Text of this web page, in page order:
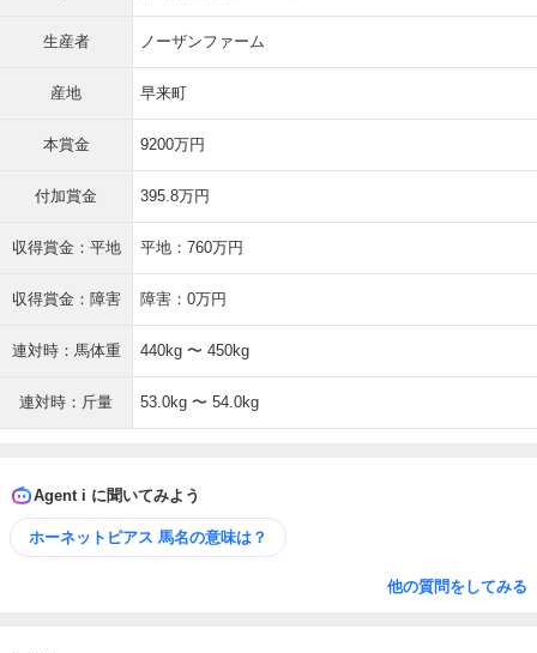
生産者 ノーザンファーム
産地 早来町
本賞金 9200万円
付加賞金 395.8万円
収得賞金：平地 平地：760万円
収得賞金：障害 障害：0万円
連対時：馬体重 440kg 〜 450kg
連対時：斤量 53.0kg 〜 54.0kg
Agent i に聞いてみよう
ホーネットピアス 馬名の意味は？
他の質問をしてみる